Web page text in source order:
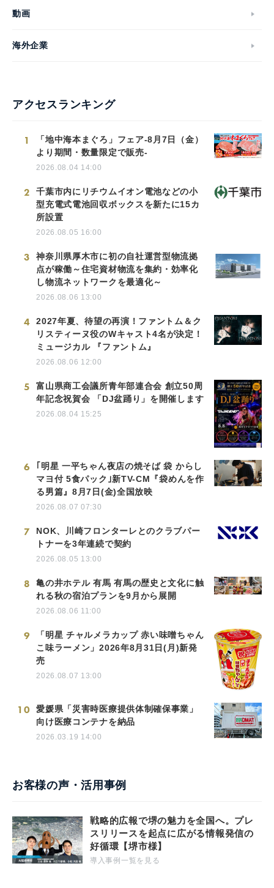
動画
海外企業
アクセスランキング
1
「地中海本まぐろ」フェア-8月7日（金）
より期間・数量限定で販売-
2026.08.04 14:00
2
千葉市内にリチウムイオン電池などの小
型充電式電池回収ボックスを新たに15カ
所設置
2026.08.05 16:00
3
神奈川県厚木市に初の自社運営型物流拠
点が稼働～住宅資材物流を集約・効率化
し物流ネットワークを最適化～
2026.08.06 13:00
4
2027年夏、待望の再演！ファントム＆ク
リスティーヌ役のWキャスト4名が決定！
ミュージカル 『ファントム』
2026.08.06 12:00
5
富山県商工会議所青年部連合会 創立50周
年記念祝賀会 「DJ盆踊り」を開催します
2026.08.04 15:25
6
｢明星 一平ちゃん夜店の焼そば 袋 からし
マヨ付 5食パック｣新TV-CM『袋めんを作
る男篇』8月7日(金)全国放映
2026.08.07 07:30
7
NOK、川崎フロンターレとのクラブパー
トナーを3年連続で契約
2026.08.05 13:00
8
亀の井ホテル 有馬 有馬の歴史と文化に触
れる秋の宿泊プランを9月から展開
2026.08.06 11:00
9
「明星 チャルメラカップ 赤い味噌ちゃん
こ味ラーメン」2026年8月31日(月)新発
売
2026.08.07 13:00
10
愛媛県「災害時医療提供体制確保事業」
向け医療コンテナを納品
2026.03.19 14:00
お客様の声・活用事例
戦略的広報で堺の魅力を全国へ。プレ
スリリースを起点に広がる情報発信の
好循環【堺市様】
導入事例一覧を見る